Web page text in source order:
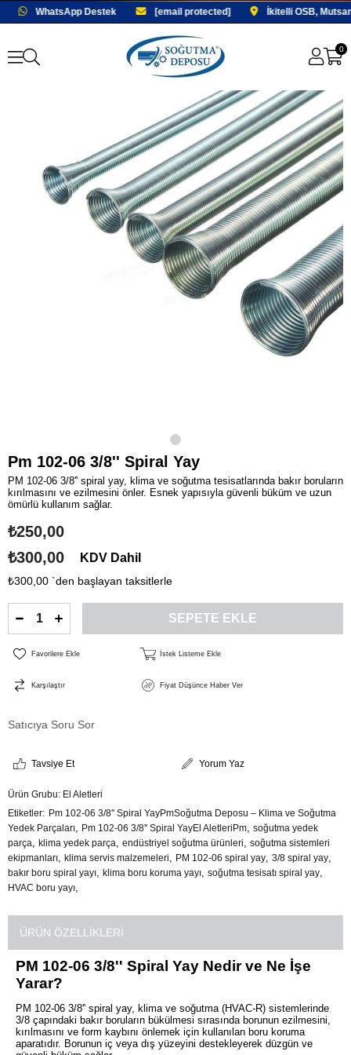
WhatsApp Destek [email protected] İkitelli OSB,
0
Pm 102-06 3/8'' Spiral Yay
PM 102-06 3/8'' spiral yay, klima ve soğutma tesisatlarında bakır boruların
kırılmasını ve ezilmesini önler. Esnek yapısıyla güvenli büküm ve uzun
ömürlü kullanım sağlar.
₺250,00
KDV Dahil
₺300,00
₺300,00 `den başlayan taksitlerle
Favorilere Ekle İstek Listeme Ekle
Karşılaştır Fiyat Düşünce Haber Ver
Satıcıya Soru Sor
Tavsiye Et Yorum Yaz
Ürün Grubu: El Aletleri
Etiketler
Pm 102-06 3/8'' Spiral YayPmSoğutma Deposu – Klima ve Soğutma
Yedek Parçaları, Pm 102-06 3/8'' Spiral YayEl AletleriPm, soğutma yedek
parça, klima yedek parça, endüstriyel soğutma ürünleri, soğutma sistemleri
ekipmanları, klima servis malzemeleri, PM 102-06 spiral yay, 3/8 spiral yay,
bakır boru spiral yayı, klima boru koruma yayı, soğutma tesisatı spiral yay,
HVAC boru yayı,
ÜRÜN ÖZELLIKLERI
PM 102-06 3/8'' Spiral Yay Nedir ve Ne İşe
Yarar?
PM 102-06 3/8'' spiral yay, klima ve soğutma (HVAC-R) sistemlerinde
3/8 çapındaki bakır boruların bükülmesi sırasında borunun ezilmesini,
kırılmasını ve form kaybını önlemek için kullanılan boru koruma
aparatıdır. Borunun iç veya dış yüzeyini destekleyerek düzgün ve